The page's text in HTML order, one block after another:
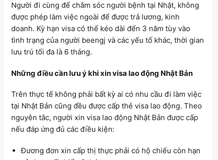
Người đi cùng để chăm sóc người bệnh tại Nhật, không
được phép làm việc ngoài để được trả lương, kinh
doanh. Kỳ hạn visa có thể kéo dài đến 3 năm tùy vào
tình trạng của người beengj và các yếu tố khác, thời gian
lưu trú tối đa là 6 tháng.
Những điều cần lưu ý khi xin visa lao động Nhật Bản
Trên thực tế không phải bất kỳ ai có nhu cầu đi làm việc
tại Nhật Bản cũng đều được cấp thẻ visa lao động. Theo
nguyên tắc, người xin visa lao động Nhật Bản được cấp
nếu đáp ứng đủ các điều kiện:
Đương đơn xin cấp thị thực phải có hộ chiếu còn hạn